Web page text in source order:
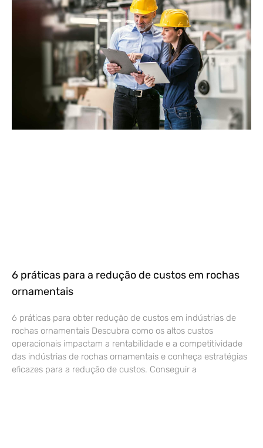
6 práticas para a redução de custos em rochas
ornamentais
6 práticas para obter redução de custos em indústrias de
rochas ornamentais Descubra como os altos custos
operacionais impactam a rentabilidade e a competitividade
das indústrias de rochas ornamentais e conheça estratégias
eficazes para a redução de custos. Conseguir a